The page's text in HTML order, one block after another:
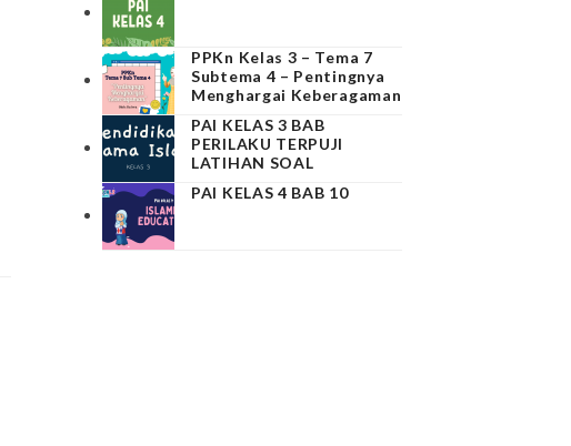
PPKn Kelas 3 – Tema 7
Subtema 4 – Pentingnya
Menghargai Keberagaman
PAI KELAS 3 BAB
PERILAKU TERPUJI
LATIHAN SOAL
PAI KELAS 4 BAB 10